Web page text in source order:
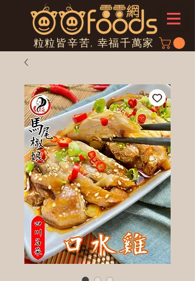
粒粒皆辛苦, 幸福千萬家